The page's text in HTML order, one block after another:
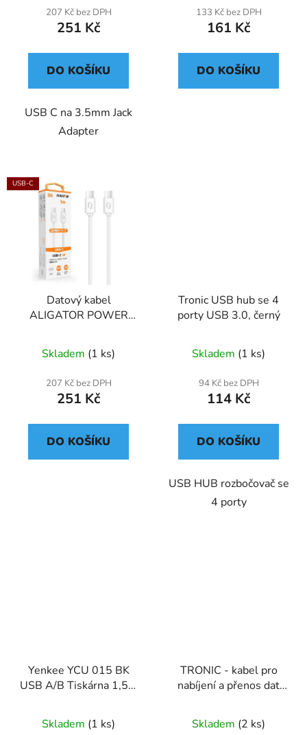
207 Kč bez DPH
251 Kč
DO KOŠÍKU
USB C na 3.5mm Jack
Adapter
133 Kč bez DPH
161 Kč
DO KOŠÍKU
USB-C
Datový kabel
ALIGATOR POWER
3A, 1m bílý
Skladem (1 ks)
207 Kč bez DPH
251 Kč
DO KOŠÍKU
Tronic USB hub se 4
porty USB 3.0, černý
Skladem (1 ks)
94 Kč bez DPH
114 Kč
DO KOŠÍKU
USB HUB rozbočovač se
4 porty
Yenkee YCU 015 BK
USB A/B Tiskárna 1,5m
Skladem (1 ks)
TRONIC - kabel pro
nabíjení a přenos dat
Lightning)
Skladem (2 ks)